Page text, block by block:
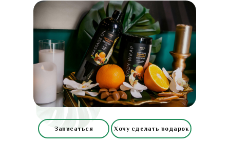
Записаться Хочу сделать подарок